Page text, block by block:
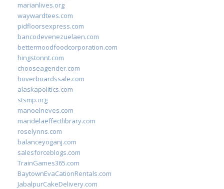
marianlives.org
waywardtees.com
pidfloorsexpress.com
bancodevenezuelaen.com
bettermoodfoodcorporation.com
hingstonnt.com
chooseagender.com
hoverboardssale.com
alaskapolitics.com
stsmp.org
manoelneves.com
mandelaeffectlibrary.com
roselynns.com
balanceyoganj.com
salesforceblogs.com
TrainGames365.com
BaytownEvaCationRentals.com
JabalpurCakeDelivery.com